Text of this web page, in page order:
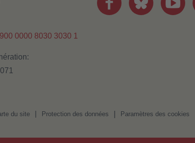
0000 8030 3030 1
du site | Protection des données Paramètres des cookies